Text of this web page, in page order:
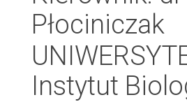
Płociniczak
Instytut